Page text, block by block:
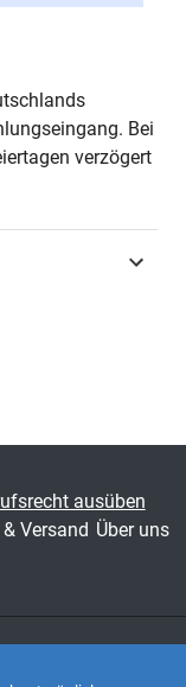
Bei
verzögert
ausüben
Versand Über uns